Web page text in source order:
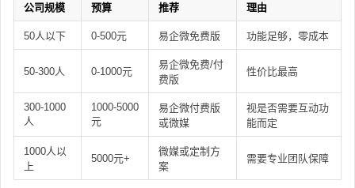
公司规模 预算 推荐 理由
50人以下 0-500元 易企微免费版 功能足够，零成本
50-300人 0-1000元
易企微免费/付
费版
性价比最高
300-1000
人
1000-5000
元
易企微付费版
或微媒
视是否需要互动功
能而定
1000人以
上
5000元+
微媒或定制方
案
需要专业团队保障